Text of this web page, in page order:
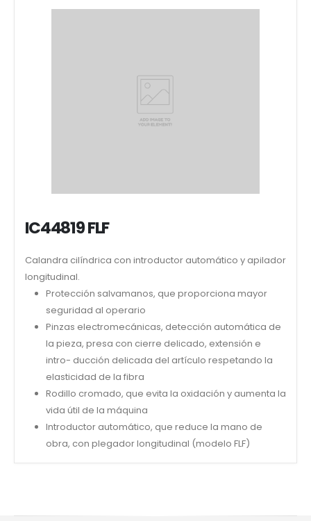
IC44819 FLF
Calandra cilíndrica con introductor automático y apilador
longitudinal.
Protección salvamanos, que proporciona mayor
seguridad al operario
Pinzas electromecánicas, detección automática de
la pieza, presa con cierre delicado, extensión e
intro- ducción delicada del artículo respetando la
elasticidad de la fibra
Rodillo cromado, que evita la oxidación y aumenta la
vida útil de la máquina
Introductor automático, que reduce la mano de
obra, con plegador longitudinal (modelo FLF)